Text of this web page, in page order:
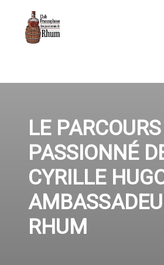
LE PARCOURS
PASSIONNÉ
CYRILLE
RHUM